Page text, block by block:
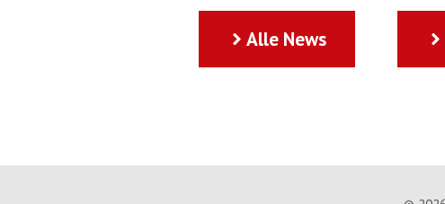
Alle News